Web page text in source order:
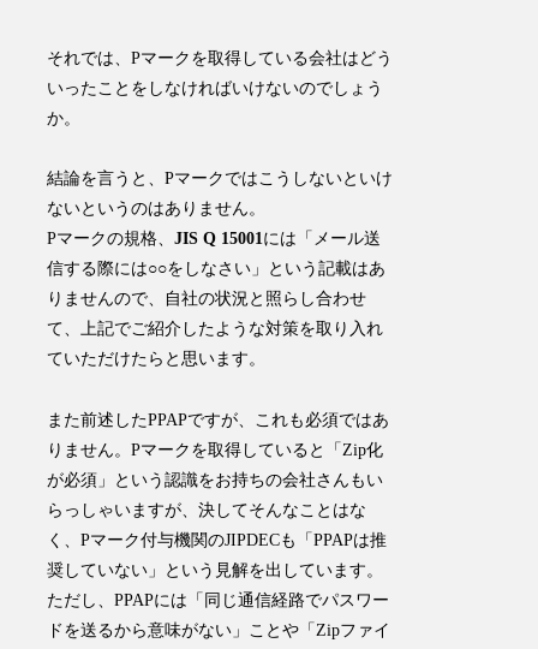
それでは、Pマークを取得している会社はどう
いったことをしなければいけないのでしょう
か。
結論を言うと、Pマークではこうしないといけ
ないというのはありません。
Pマークの規格、JIS Q 15001には「メール送
信する際には○○をしなさい」という記載はあ
りませんので、自社の状況と照らし合わせ
て、上記でご紹介したような対策を取り入れ
ていただけたらと思います。
また前述したPPAPですが、これも必須ではあ
りません。Pマークを取得していると「Zip化
が必須」という認識をお持ちの会社さんもい
らっしゃいますが、決してそんなことはな
く、Pマーク付与機関のJIPDECも「PPAPは推
奨していない」という見解を出しています。
ただし、PPAPには「同じ通信経路でパスワー
ドを送るから意味がない」ことや「Zipファイ